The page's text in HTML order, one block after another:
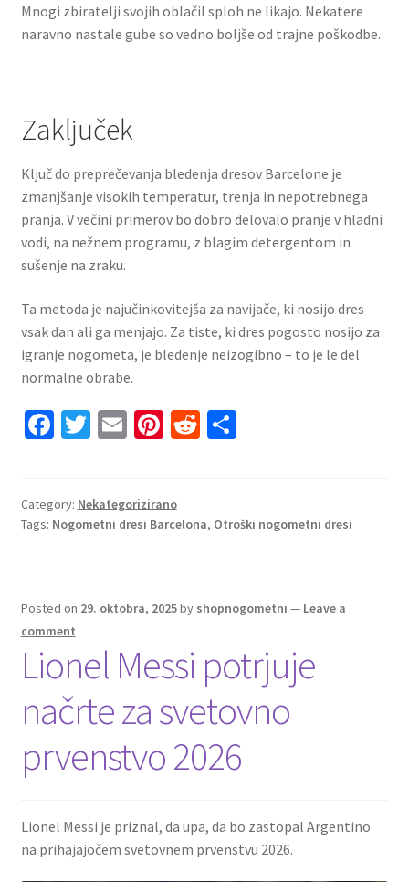
Mnogi zbiratelji svojih oblačil sploh ne likajo. Nekatere
naravno nastale gube so vedno boljše od trajne poškodbe.
Zaključek
Ključ do preprečevanja bledenja dresov Barcelone je
zmanjšanje visokih temperatur, trenja in nepotrebnega
pranja. V večini primerov bo dobro delovalo pranje v hladni
vodi, na nežnem programu, z blagim detergentom in
sušenje na zraku.
Ta metoda je najučinkovitejša za navijače, ki nosijo dres
vsak dan ali ga menjajo. Za tiste, ki dres pogosto nosijo za
igranje nogometa, je bledenje neizogibno – to je le del
normalne obrabe.
Fa
o
o
T
er
E
l
Pi
es
t
R
di
t
S
e
Category: Nekategorizirano
Tags: Nogometni dresi Barcelona, Otroški nogometni dresi
Posted on 29. oktobra, 2025by shopnogometni — Leave a
comment
Lionel Messi potrjuje
načrte za svetovno
prvenstvo 2026
Lionel Messi je priznal, da upa, da bo zastopal Argentino
na prihajajočem svetovnem prvenstvu 2026.